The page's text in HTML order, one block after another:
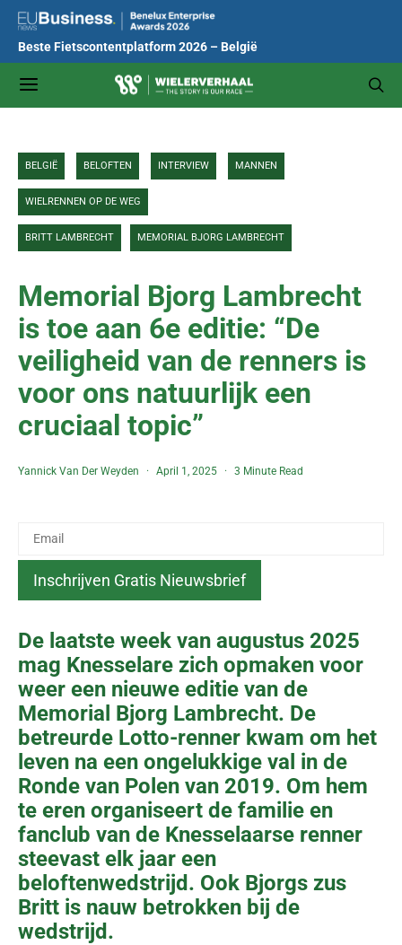
Beste Fietscontentplatform 2026 – België
BELGIË BELOFTEN INTERVIEW MANNEN
WIELRENNEN OP DE WEG
BRITT LAMBRECHT MEMORIAL BJORG LAMBRECHT
Memorial Bjorg Lambrecht
is toe aan 6e editie: “De
veiligheid van de renners is
voor ons natuurlijk een
cruciaal topic”
Yannick Van Der Weyden April 1, 2025 3 Minute Read
De laatste week van augustus 2025
mag Knesselare zich opmaken voor
weer een nieuwe editie van de
Memorial Bjorg Lambrecht. De
betreurde Lotto-renner kwam om het
leven na een ongelukkige val in de
Ronde van Polen van 2019. Om hem
te eren organiseert de familie en
fanclub van de Knesselaarse renner
steevast elk jaar een
beloftenwedstrijd. Ook Bjorgs zus
Britt is nauw betrokken bij de
wedstrijd.